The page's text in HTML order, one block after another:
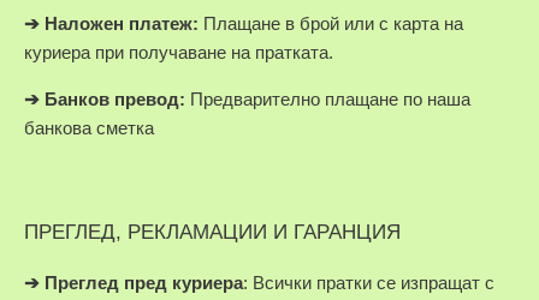
➔ Наложен платеж: Плащане в брой или с карта на
куриера при получаване на пратката.
➔ Банков превод: Предварително плащане по наша
банкова сметка
ПРЕГЛЕД, РЕКЛАМАЦИИ И ГАРАНЦИЯ
➔ Преглед пред куриера: Всички пратки се изпращат с